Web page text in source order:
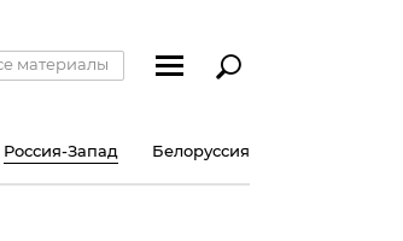
материалы
Россия-Запад Белоруссия